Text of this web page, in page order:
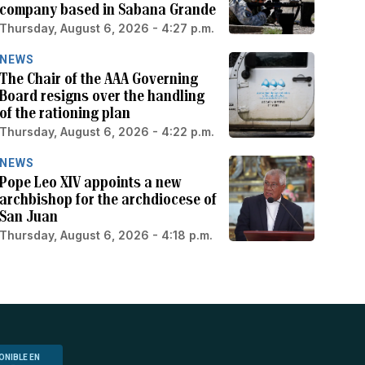
company based in Sabana Grande
Thursday, August 6, 2026 - 4:27 p.m.
NEWS
The Chair of the AAA Governing
Board resigns over the handling
of the rationing plan
Thursday, August 6, 2026 - 4:22 p.m.
NEWS
Pope Leo XIV appoints a new
archbishop for the archdiocese of
San Juan
Thursday, August 6, 2026 - 4:18 p.m.
EN